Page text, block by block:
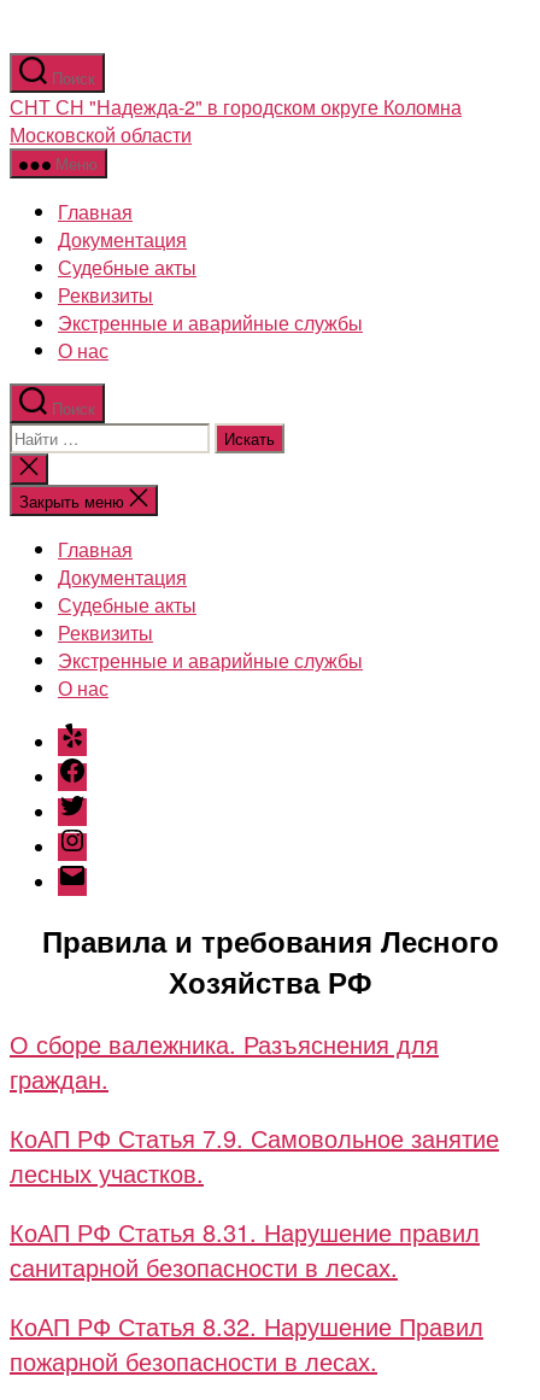
Перейти
к
содержимому
Поиск
СНТ СН "Надежда-2" в городском округе Коломна
Московской области
Меню
Главная
Документация
Судебные акты
Реквизиты
Экстренные и аварийные службы
О нас
Поиск
Поиск:
Закрыть
поиск
Закрыть меню
Главная
Документация
Судебные акты
Реквизиты
Экстренные и аварийные службы
О нас
Yelp
Facebook
Twitter
Instagram
Email
Правила и требования Лесного
Хозяйства РФ
О сборе валежника. Разъяснения для
граждан.
КоАП РФ Статья 7.9. Самовольное занятие
лесных участков.
КоАП РФ Статья 8.31. Нарушение правил
санитарной безопасности в лесах.
КоАП РФ Статья 8.32. Нарушение Правил
пожарной безопасности в лесах.